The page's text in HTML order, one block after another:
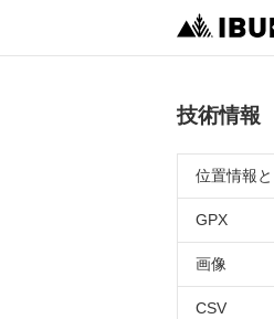
技術情報
位置情報
GPX
画像
CSV